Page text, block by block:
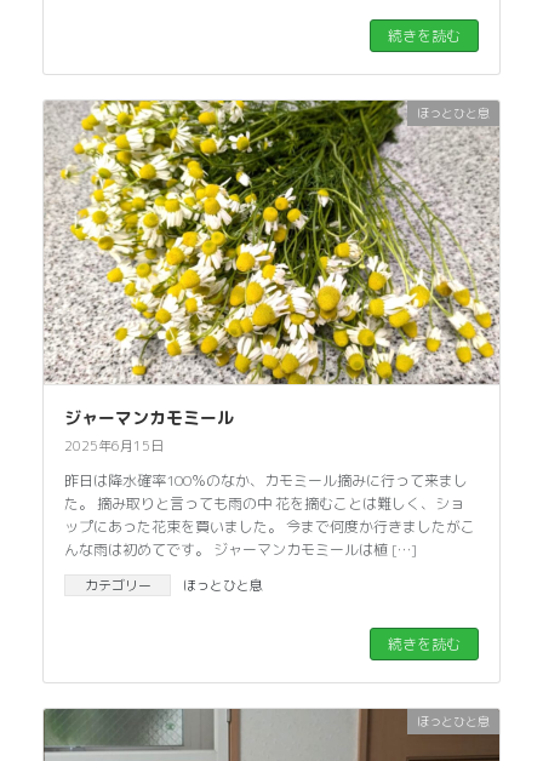
続きを読む
ほっとひと息
ジャーマンカモミール
2025年6月15日
昨日は降水確率100％のなか、カモミール摘みに行って来まし
た。 摘み取りと言っても雨の中 花を摘むことは難しく、ショ
ップにあった花束を買いました。 今まで何度か行きましたがこ
んな雨は初めてです。 ジャーマンカモミールは植 […]
カテゴリー ほっとひと息
続きを読む
ほっとひと息